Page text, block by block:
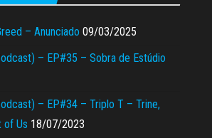
– Anunciado 09/03/2025
– EP#35 – Sobra de Estúdio
– EP#34 – Triplo T – Trine,
of Us 18/07/2023